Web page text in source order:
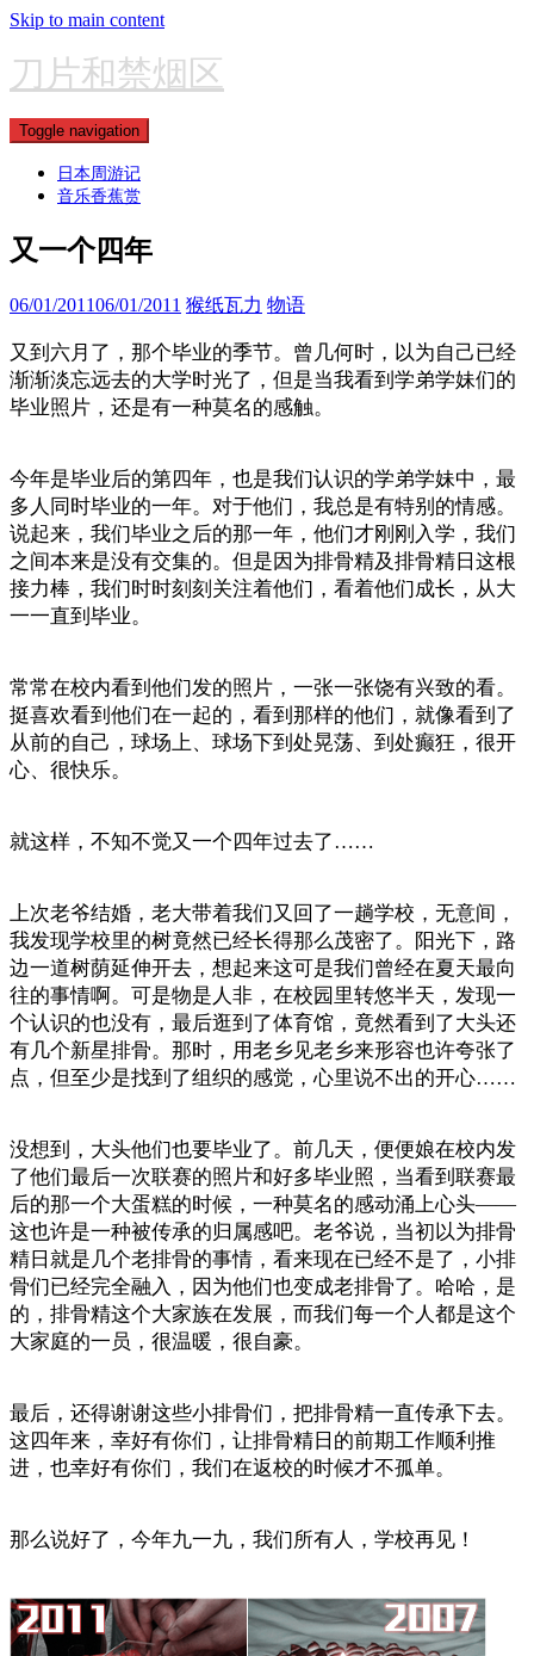
Skip to main content
刀片和禁烟区
Toggle navigation
日本周游记
音乐香蕉赏
又一个四年
06/01/201106/01/2011 猴纸瓦力 物语
又到六月了，那个毕业的季节。曾几何时，以为自己已经
渐渐淡忘远去的大学时光了，但是当我看到学弟学妹们的
毕业照片，还是有一种莫名的感触。
今年是毕业后的第四年，也是我们认识的学弟学妹中，最
多人同时毕业的一年。对于他们，我总是有特别的情感。
说起来，我们毕业之后的那一年，他们才刚刚入学，我们
之间本来是没有交集的。但是因为排骨精及排骨精日这根
接力棒，我们时时刻刻关注着他们，看着他们成长，从大
一一直到毕业。
常常在校内看到他们发的照片，一张一张饶有兴致的看。
挺喜欢看到他们在一起的，看到那样的他们，就像看到了
从前的自己，球场上、球场下到处晃荡、到处癫狂，很开
心、很快乐。
就这样，不知不觉又一个四年过去了……
上次老爷结婚，老大带着我们又回了一趟学校，无意间，
我发现学校里的树竟然已经长得那么茂密了。阳光下，路
边一道树荫延伸开去，想起来这可是我们曾经在夏天最向
往的事情啊。可是物是人非，在校园里转悠半天，发现一
个认识的也没有，最后逛到了体育馆，竟然看到了大头还
有几个新星排骨。那时，用老乡见老乡来形容也许夸张了
点，但至少是找到了组织的感觉，心里说不出的开心……
没想到，大头他们也要毕业了。前几天，便便娘在校内发
了他们最后一次联赛的照片和好多毕业照，当看到联赛最
后的那一个大蛋糕的时候，一种莫名的感动涌上心头——
这也许是一种被传承的归属感吧。老爷说，当初以为排骨
精日就是几个老排骨的事情，看来现在已经不是了，小排
骨们已经完全融入，因为他们也变成老排骨了。哈哈，是
的，排骨精这个大家族在发展，而我们每一个人都是这个
大家庭的一员，很温暖，很自豪。
最后，还得谢谢这些小排骨们，把排骨精一直传承下去。
这四年来，幸好有你们，让排骨精日的前期工作顺利推
进，也幸好有你们，我们在返校的时候才不孤单。
那么说好了，今年九一九，我们所有人，学校再见！